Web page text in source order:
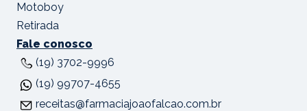
Motoboy
Retirada
Fale conosco
(19) 3702-9996
(19) 99707-4655
receitas@farmaciajoaofalcao.com.br